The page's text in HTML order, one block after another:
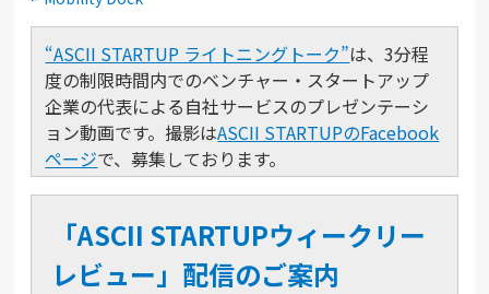
“ASCII STARTUP ライトニングトーク”は、3分程
度の制限時間内でのベンチャー・スタートアップ
企業の代表による自社サービスのプレゼンテーシ
ョン動画です。撮影はASCII STARTUPのFacebook
ページで、募集しております。
「ASCII STARTUPウィークリー
レビュー」配信のご案内